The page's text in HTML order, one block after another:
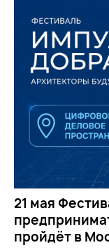
21 мая
пройдёт в